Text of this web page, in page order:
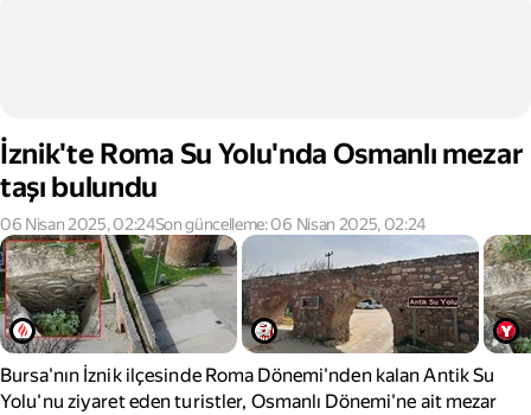
İznik'te Roma Su Yolu'nda Osmanlı mezar
taşı bulundu
06 Nisan 2025, 02:24Son güncelleme: 06 Nisan 2025, 02:24
Bursa'nın İznik ilçesinde Roma Dönemi'nden kalan Antik Su
Yolu'nu ziyaret eden turistler, Osmanlı Dönemi'ne ait mezar